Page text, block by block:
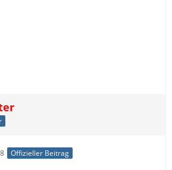
Offizieller Beitrag